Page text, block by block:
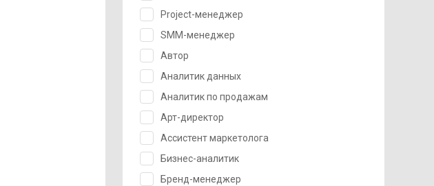
Project-менеджер
SMM-менеджер
Автор
Аналитик данных
Аналитик по продажам
Арт-директор
Ассистент маркетолога
Бизнес-аналитик
Бренд-менеджер